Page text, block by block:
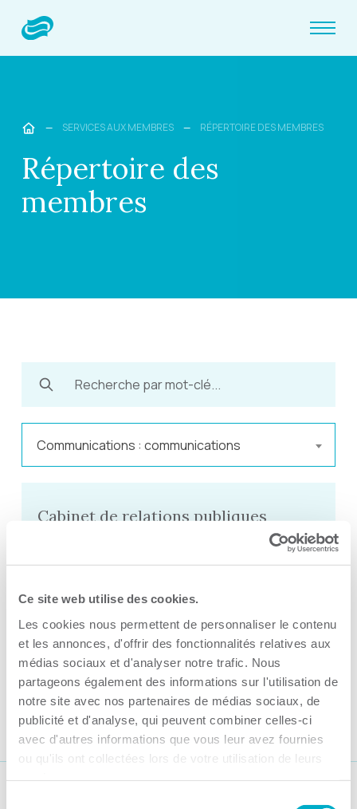
Ce site web utilise des cookies.
Les cookies nous permettent de personnaliser le contenu
et les annonces, d'offrir des fonctionnalités relatives aux
médias sociaux et d'analyser notre trafic. Nous
partageons également des informations sur l'utilisation de
notre site avec nos partenaires de médias sociaux, de
publicité et d'analyse, qui peuvent combiner celles-ci
avec d'autres informations que vous leur avez fournies
ou qu'ils ont collectées lors de votre utilisation de leurs
— SERVICES AUX MEMBRES — RÉPERTOIRE DES MEMBRES
Répertoire des
membres
Communications : communications
Cabinet de relations publiques
COM C'EST NOUS
Site Web